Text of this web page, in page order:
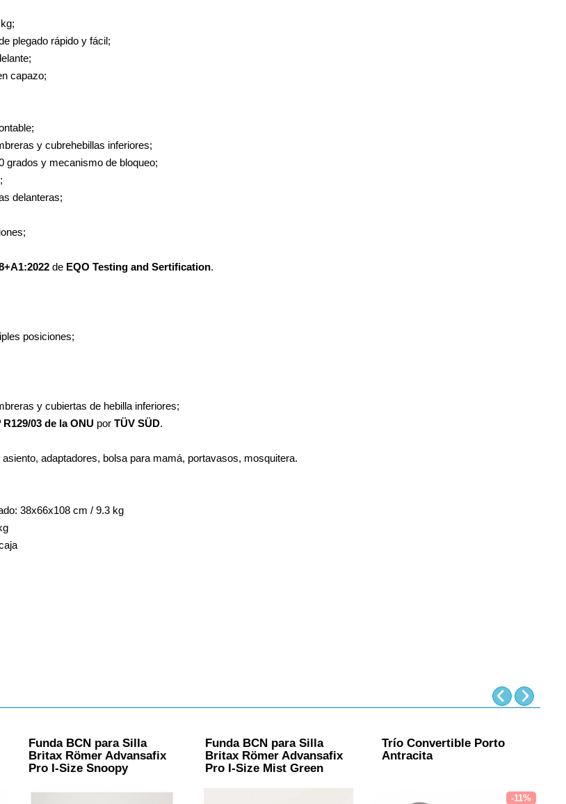
hasta los 22 kg;
plegado rápido y fácil;
capazo;
cochecito;
y cubrehebillas inferiores;
grados y mecanismo de bloqueo;
delanteras;
de EQO Testing and Sertification.
posiciones;
y cubiertas de hebilla inferiores;
R129/03 de la ONU por TÜV SÜD.
adaptadores, bolsa para mamá, portavasos, mosquitera.
38x66x108 cm / 9.3 kg
Funda BCN para Silla
Britax Römer Advansafix
Pro I-Size Snoopy
Funda BCN para Silla
Britax Römer Advansafix
Pro I-Size Mist Green
Trío Convertible Porto
Antracita
-11%